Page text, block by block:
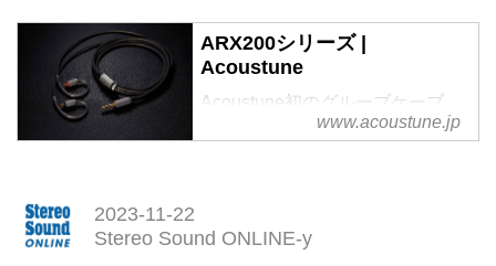
ARX200シリーズ |
Acoustune
Acoustune初のグルーブケーブ
ル。タッチノイズの軽減や絡みに
www.acoustune.jp
2023-11-22
Stereo Sound ONLINE-y